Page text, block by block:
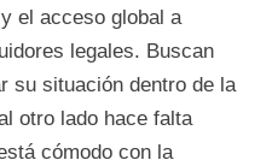
el acceso global a
legales. Buscan
su situación dentro de la
otro lado hace falta
cómodo con la